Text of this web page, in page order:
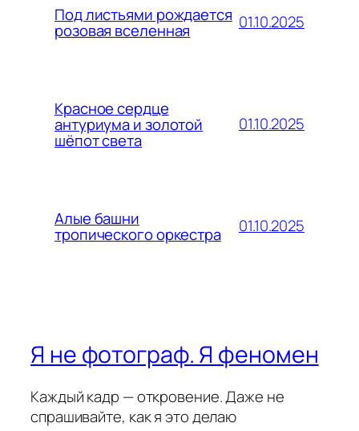
Под листьями рождается
розовая вселенная 01.10.2025
Красное сердце
антуриума и золотой
шёпот света
01.10.2025
Алые башни
тропического оркестра 01.10.2025
Я не фотограф. Я феномен
Каждый кадр — откровение. Даже не
спрашивайте, как я это делаю